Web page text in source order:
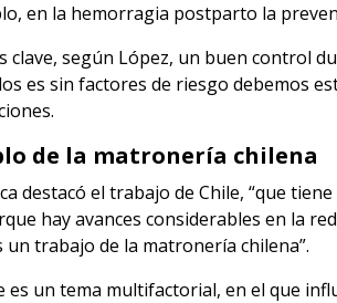
en la hemorragia postparto la
clave, según López, un buen control
es sin factores de riesgo debemos
de la matronería chilena
destacó el trabajo de Chile, “que
hay avances considerables en la
un trabajo de la matronería chilena”.
es un tema multifactorial, en el que